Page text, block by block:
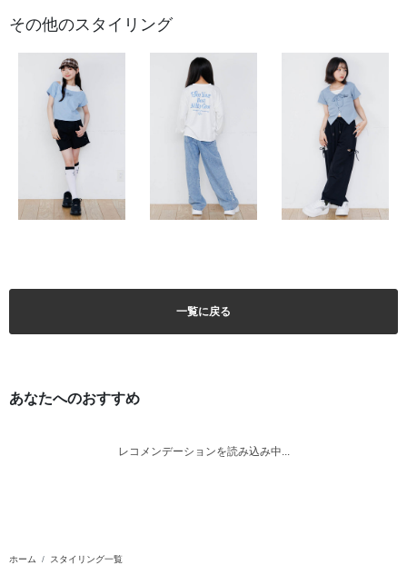
その他のスタイリング
一覧に戻る
あなたへのおすすめ
レコメンデーションを読み込み中...
ホーム スタイリング一覧